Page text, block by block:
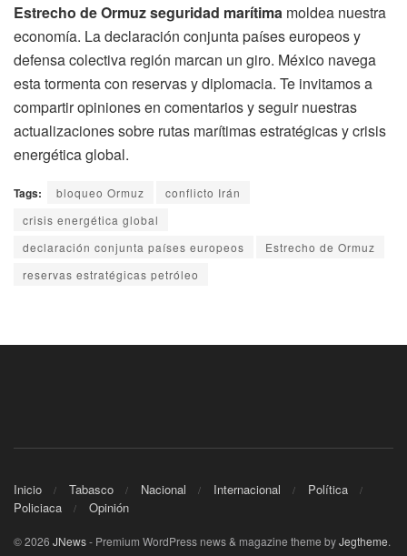
Estrecho de Ormuz seguridad marítima moldea nuestra
economía. La declaración conjunta países europeos y
defensa colectiva región marcan un giro. México navega
esta tormenta con reservas y diplomacia. Te invitamos a
compartir opiniones en comentarios y seguir nuestras
actualizaciones sobre rutas marítimas estratégicas y crisis
energética global.
Tags: bloqueo Ormuz
conflicto Irán
crisis energética global
declaración conjunta países europeos
Estrecho de Ormuz
reservas estratégicas petróleo
Inicio Tabasco Nacional Internacional
Política
Policiaca
Opinión
© 2026 JNews- Premium WordPress news & magazine theme byJegtheme.